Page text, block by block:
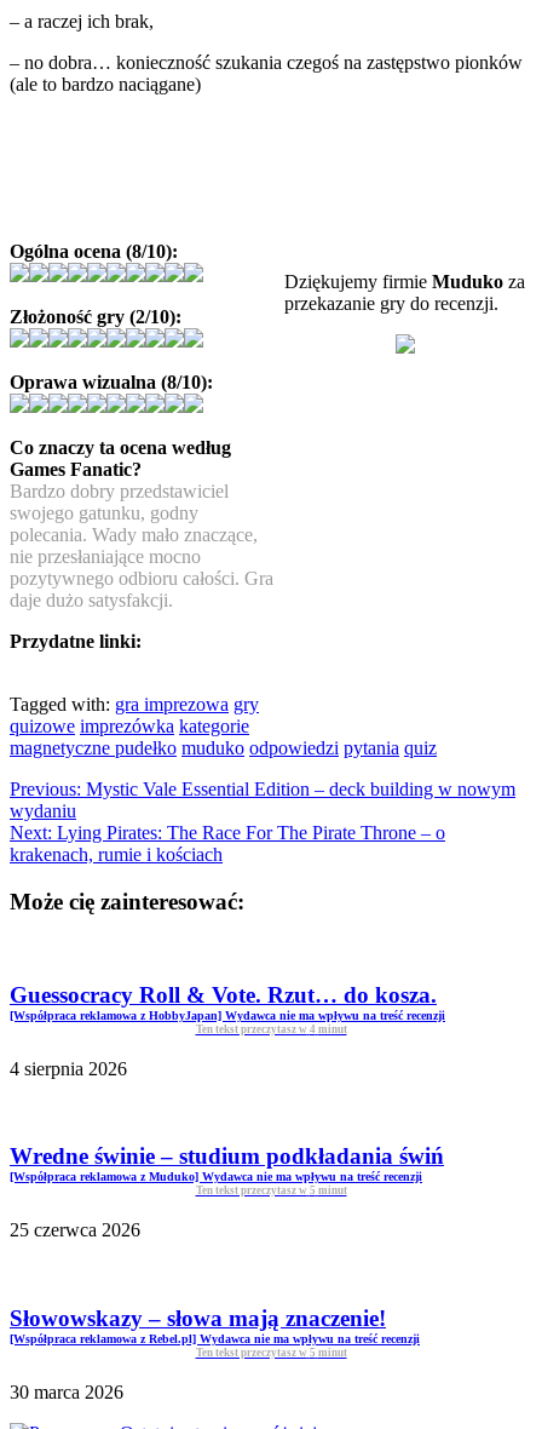
– a raczej ich brak,
– no dobra… konieczność szukania czegoś na zastępstwo pionków
(ale to bardzo naciągane)
Dziękujemy firmie Muduko za
przekazanie gry do recenzji.
Ogólna ocena (8/10):
Złożoność gry (2/10):
Oprawa wizualna (8/10):
Co znaczy ta ocena według
Games Fanatic?
Bardzo dobry przedstawiciel
swojego gatunku, godny
polecania. Wady mało znaczące,
nie przesłaniające mocno
pozytywnego odbioru całości. Gra
daje dużo satysfakcji.
Przydatne linki:
Tagged with: gra imprezowa gry
quizowe imprezówka kategorie
magnetyczne pudełko muduko odpowiedzi pytania quiz
Previous: Mystic Vale Essential Edition – deck building w nowym
wydaniu
Next: Lying Pirates: The Race For The Pirate Throne – o
krakenach, rumie i kościach
Może cię zainteresować:
Guessocracy Roll & Vote. Rzut… do kosza.
[Współpraca reklamowa z HobbyJapan] Wydawca nie ma wpływu na treść recenzji
Ten tekst przeczytasz w 4 minut
4 sierpnia 2026
Wredne świnie – studium podkładania świń
[Współpraca reklamowa z Muduko] Wydawca nie ma wpływu na treść recenzji
Ten tekst przeczytasz w 5 minut
25 czerwca 2026
Słowowskazy – słowa mają znaczenie!
[Współpraca reklamowa z Rebel.pl] Wydawca nie ma wpływu na treść recenzji
Ten tekst przeczytasz w 5 minut
30 marca 2026